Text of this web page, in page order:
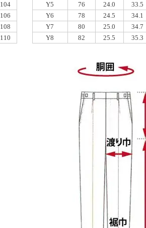
104
106
108
110
Y5
76 24.0 33.5
Y6
78 24.5 34.1
Y7
80 25.0 34.7
Y8
82 25.5 35.3